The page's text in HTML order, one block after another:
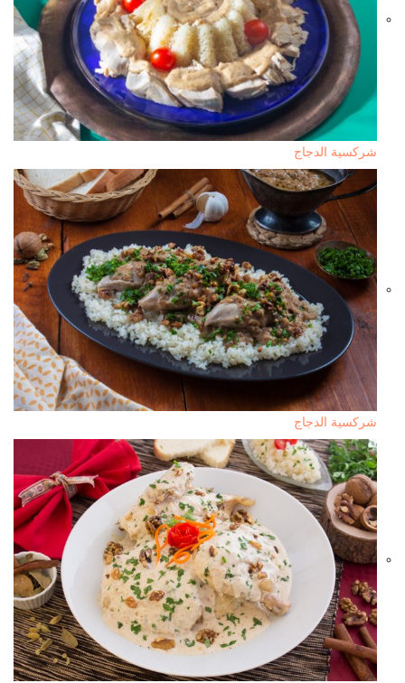
شركسية الدجاج
شركسية الدجاج